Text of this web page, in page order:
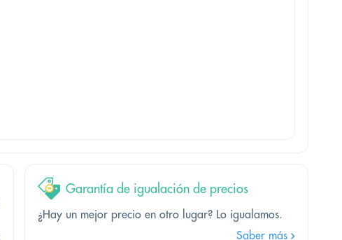
Garantía de igualación de precios
¿Hay un mejor precio en otro lugar? Lo igualamos.
Saber más